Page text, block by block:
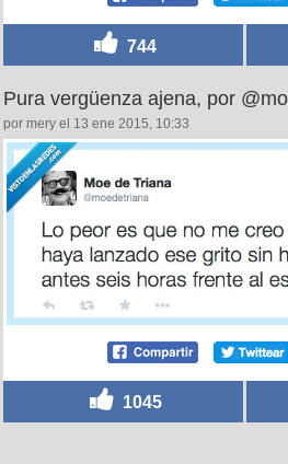
744
Pura vergüenza ajena, por
por mery el 13 ene 2015, 10:33
1045